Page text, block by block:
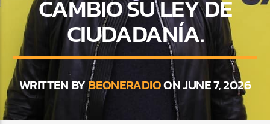
CURRENT SHOW
BALADAS Y VALLENATO
2:00 PM 5:00 PM
CAMBIÓ SU LEY DE
CIUDADANÍA.
WRITTEN BYBEONERADIOON JUNE 7, 2026